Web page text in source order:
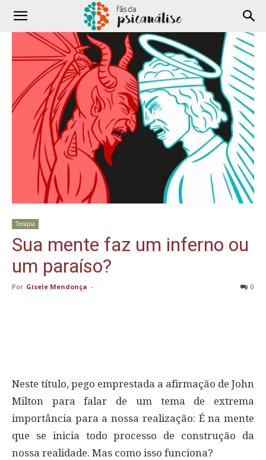
Terapia
Sua mente faz um inferno ou
um paraíso?
Por Gisele Mendonça - 0
Neste título, pego emprestada a afirmação de John
Milton para falar de um tema de extrema
importância para a nossa realização: É na mente
que se inicia todo processo de construção da
nossa realidade. Mas como isso funciona?